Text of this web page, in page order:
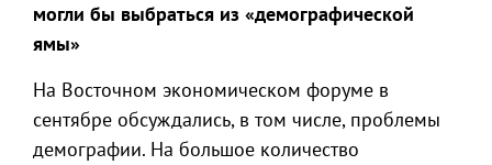
могли бы выбраться из «демографической
ямы»
На Восточном экономическом форуме в
сентябре обсуждались, в том числе, проблемы
демографии. На большое количество